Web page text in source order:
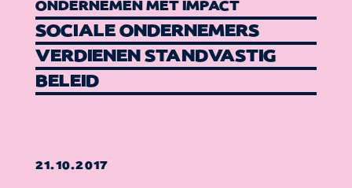
ONDERNEMEN MET IMPACT
SOCIALE ONDERNEMERS
VERDIENEN STANDVASTIG
BELEID
21.10.2017